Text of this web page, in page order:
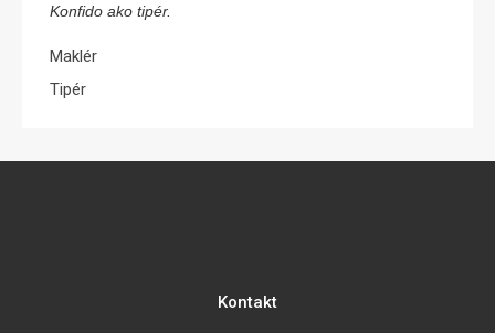
Konfido ako tipér.
Maklér
Tipér
Kontakt